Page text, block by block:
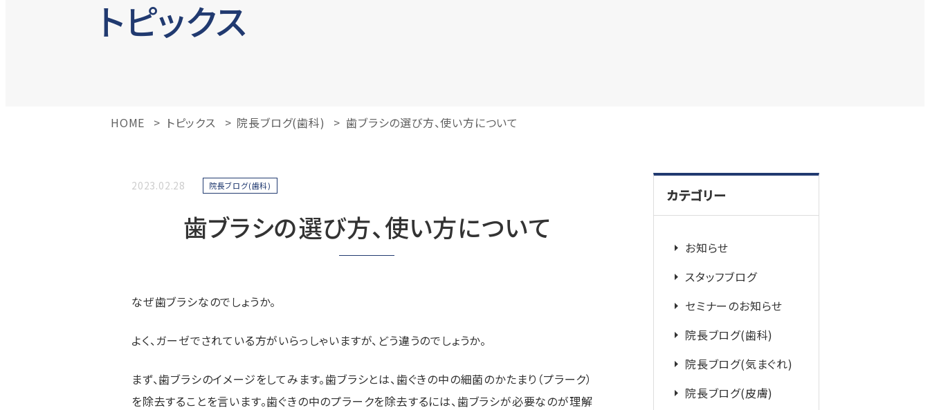
トピックス
HOME トピックス 院長ブログ(歯科) 歯ブラシの選び方、使い方について
2023.02.28 院長ブログ(歯科)
歯ブラシの選び方、使い方について
なぜ歯ブラシなのでしょうか。
よく、ガーゼでされている方がいらっしゃいますが、どう違うのでしょうか。
まず、歯ブラシのイメージをしてみます。歯ブラシとは、歯ぐきの中の細菌のかたまり（プラーク）
を除去することを言います。歯ぐきの中のプラークを除去するには、歯ブラシが必要なのが理解
カテゴリー
お知らせ
スタッフブログ
セミナーのお知らせ
院長ブログ(歯科)
院長ブログ(気まぐれ)
院長ブログ(皮膚)